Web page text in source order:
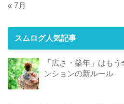
« 7月
スムログ人気記事
「広さ・築年」はも
ンションの新ルール